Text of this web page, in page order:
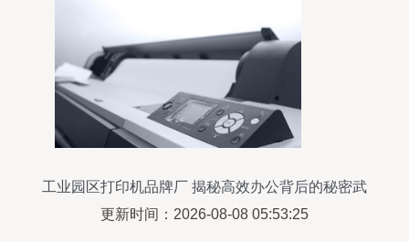
工业园区打印机品牌厂 揭秘高效办公背后的秘密武
器——热敏打印机
更新时间：2026-08-08 05:53:25